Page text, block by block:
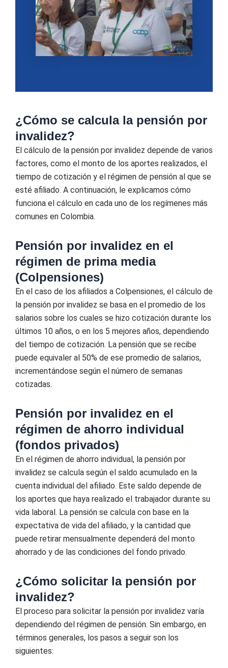
¿Cómo se calcula la pensión por
invalidez?
El cálculo de la pensión por invalidez depende de varios
factores, como el monto de los aportes realizados, el
tiempo de cotización y el régimen de pensión al que se
esté afiliado. A continuación, le explicamos cómo
funciona el cálculo en cada uno de los regímenes más
comunes en Colombia.
Pensión por invalidez en el
régimen de prima media
(Colpensiones)
En el caso de los afiliados a Colpensiones, el cálculo de
la pensión por invalidez se basa en el promedio de los
salarios sobre los cuales se hizo cotización durante los
últimos 10 años, o en los 5 mejores años, dependiendo
del tiempo de cotización. La pensión que se recibe
puede equivaler al 50% de ese promedio de salarios,
incrementándose según el número de semanas
cotizadas.
Pensión por invalidez en el
régimen de ahorro individual
(fondos privados)
En el régimen de ahorro individual, la pensión por
invalidez se calcula según el saldo acumulado en la
cuenta individual del afiliado. Este saldo depende de
los aportes que haya realizado el trabajador durante su
vida laboral. La pensión se calcula con base en la
expectativa de vida del afiliado, y la cantidad que
puede retirar mensualmente dependerá del monto
ahorrado y de las condiciones del fondo privado.
¿Cómo solicitar la pensión por
invalidez?
El proceso para solicitar la pensión por invalidez varía
dependiendo del régimen de pensión. Sin embargo, en
términos generales, los pasos a seguir son los
siguientes: